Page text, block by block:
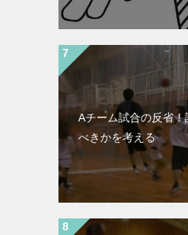
Aチーム試合の反省
べきかを考える